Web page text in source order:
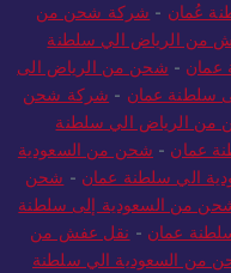
عُمان - شركة شحن من
من الرياض الي سلطنة
عمان - شحن من الرياض الى
سلطنة عمان - شركة شحن
من الرياض الي سلطنة
عمان - شحن من السعودية
الي سلطنة عمان - شحن
من السعودية إلى سلطنة
عمان - نقل عفش من
من السعودية الي سلطنة